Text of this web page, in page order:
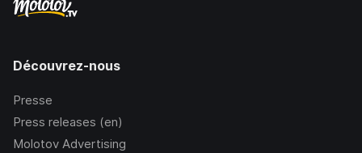
Découvrez-nous
Presse
Press releases (en)
Molotov Advertising